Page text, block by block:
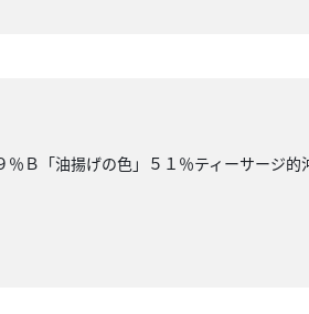
Ｂ「油揚げの色」５１％ティーサージ的